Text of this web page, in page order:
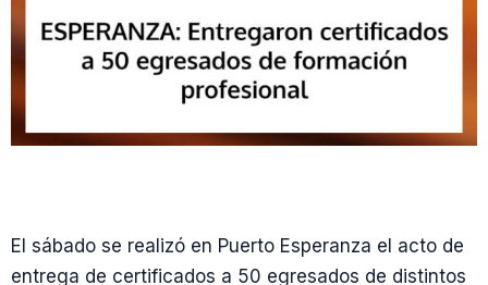
El sábado se realizó en Puerto Esperanza el acto de
entrega de certificados a 50 egresados de distintos